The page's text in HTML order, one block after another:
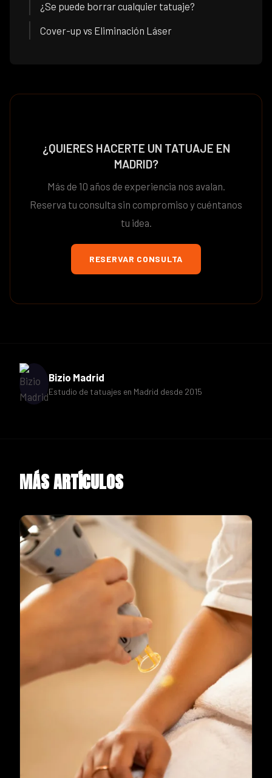
¿Se puede borrar cualquier tatuaje?
Cover-up vs Eliminación Láser
¿QUIERES HACERTE UN TATUAJE EN
MADRID?
Más de 10 años de experiencia nos avalan.
Reserva tu consulta sin compromiso y cuéntanos
tu idea.
RESERVAR CONSULTA
Bizio Madrid
Estudio de tatuajes en Madrid desde 2015
MÁS ARTÍCULOS